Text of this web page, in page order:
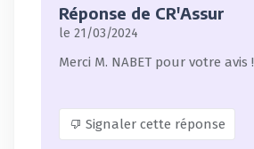
Réponse de CR'Assur
le 21/03/2024
Merci M. NABET pour votre avis !
Signaler cette réponse